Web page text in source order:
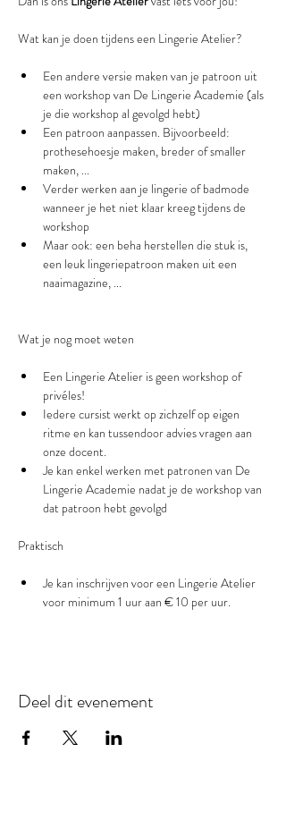
Een andere versie maken van je patroon uit
een workshop van De Lingerie Academie (als
je die workshop al gevolgd hebt)
Een patroon aanpassen. Bijvoorbeeld:
prothesehoesje maken, breder of smaller
maken, ...
Verder werken aan je lingerie of badmode
wanneer je het niet klaar kreeg tijdens de
workshop
Maar ook: een beha herstellen die stuk is,
een leuk lingeriepatroon maken uit een
Een Lingerie Atelier is geen workshop of
privéles!
Iedere cursist werkt op zichzelf op eigen
ritme en kan tussendoor advies vragen aan
onze docent.
Je kan enkel werken met patronen van De
Lingerie Academie nadat je de workshop van
dat patroon hebt gevolgd
Je kan inschrijven voor een Lingerie Atelier
voor minimum 1 uur aan € 10 per uur.
Deel dit evenement